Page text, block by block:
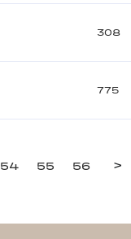
308
775
54 55 56 >